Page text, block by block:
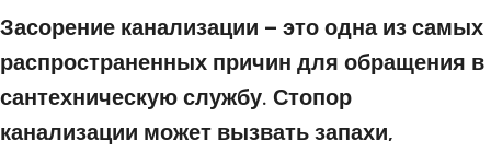
Засорение канализации – это одна из самых
распространенных причин для обращения в
сантехническую службу. Стопор
канализации может вызвать запахи,